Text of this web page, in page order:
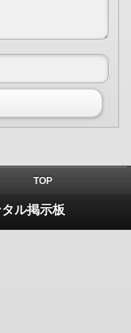
TOP
ル掲示板